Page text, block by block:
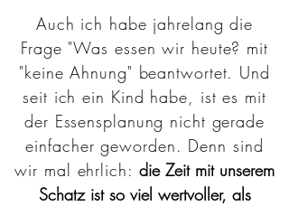
Auch ich habe jahrelang die
Frage "Was essen wir heute? mit
"keine Ahnung" beantwortet. Und
seit ich ein Kind habe, ist es mit
der Essensplanung nicht gerade
einfacher geworden. Denn sind
wir mal ehrlich: die Zeit mit unserem
Schatz ist so viel wertvoller, als